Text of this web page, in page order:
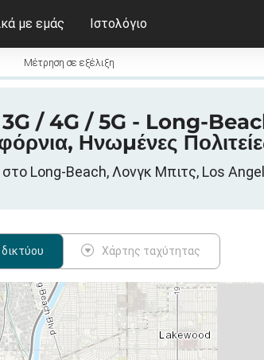
με εμάς Ιστολόγιο
Μέτρηση σε εξέλιξη
/ 4G / 5G - Long-
Ηνωμένες
Long-Beach, Λονγκ Μπιτς, Los
Χάρτης ταχύτητας